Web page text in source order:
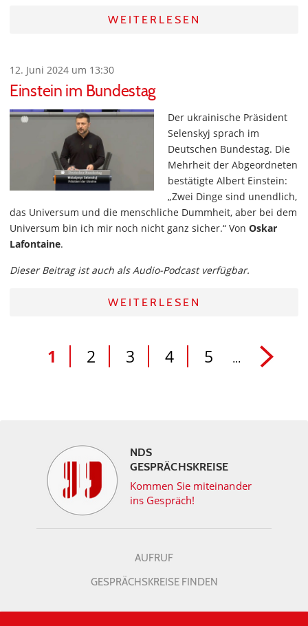
WEITERLESEN
12. Juni 2024 um 13:30
Einstein im Bundestag
Der ukrainische Präsident
Selenskyj sprach im
Deutschen Bundestag. Die
Mehrheit der Abgeordneten
bestätigte Albert Einstein:
„Zwei Dinge sind unendlich,
das Universum und die menschliche Dummheit, aber bei dem
Universum bin ich mir noch nicht ganz sicher.“ Von Oskar
Lafontaine.
Dieser Beitrag ist auch als Audio-Podcast verfügbar.
WEITERLESEN
1 2 3 4 5 ...
NDS
GESPRÄCHSKREISE
Kommen Sie miteinander
ins Gespräch!
AUFRUF
GESPRÄCHSKREISE FINDEN